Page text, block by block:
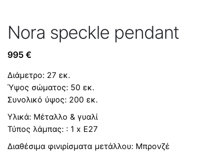
Nora speckle pendant
995 €
Διάμετρο: 27 εκ.
Ύψος σώματος: 50 εκ.
Συνολικό ύψος: 200 εκ.
Υλικά: Μέταλλο & γυαλί
Τύπος λάμπας: : 1 x E27
Διαθέσιμα φινιρίσματα μετάλλου: Μπρονζέ